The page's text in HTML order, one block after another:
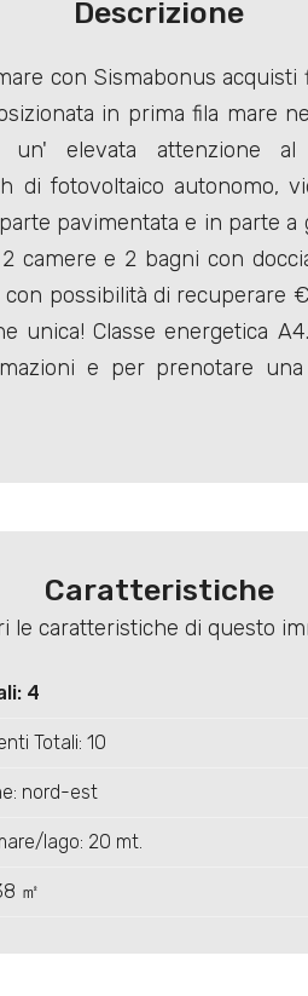
Descrizione
con Sismabonus
in prima fila mare
elevata attenzione al
di fotovoltaico autonomo,
pavimentata e in parte
camere e 2 bagni con
possibilità di recuperare
unica! Classe energetica
e per prenotare
Caratteristiche
le caratteristiche di questo
4
Totali: 10
nord-est
lago: 20 mt.
㎡